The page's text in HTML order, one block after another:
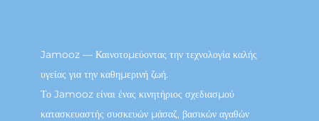
Jamooz — Καινοτομεύοντας την τεχνολογία καλής
υγείας για την καθημερινή ζωή.
Το Jamooz είναι ένας κινητήριος σχεδιασμού
κατασκευαστής συσκευών μάσαζ, βασικών αγαθών